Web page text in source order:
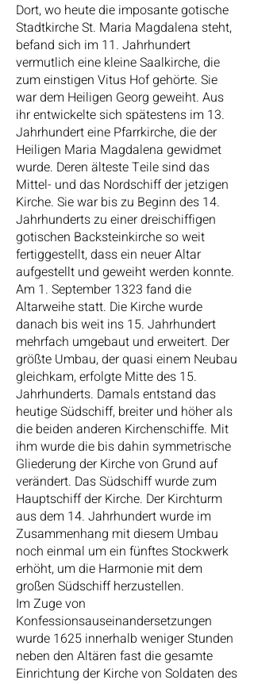
Dort, wo heute die imposante gotische
Stadtkirche St. Maria Magdalena steht,
befand sich im 11. Jahrhundert
vermutlich eine kleine Saalkirche, die
zum einstigen Vitus Hof gehörte. Sie
war dem Heiligen Georg geweiht. Aus
ihr entwickelte sich spätestens im 13.
Jahrhundert eine Pfarrkirche, die der
Heiligen Maria Magdalena gewidmet
wurde. Deren älteste Teile sind das
Mittel- und das Nordschiff der jetzigen
Kirche. Sie war bis zu Beginn des 14.
Jahrhunderts zu einer dreischiffigen
gotischen Backsteinkirche so weit
fertiggestellt, dass ein neuer Altar
aufgestellt und geweiht werden konnte.
Am 1. September 1323 fand die
Altarweihe statt. Die Kirche wurde
danach bis weit ins 15. Jahrhundert
mehrfach umgebaut und erweitert. Der
größte Umbau, der quasi einem Neubau
gleichkam, erfolgte Mitte des 15.
Jahrhunderts. Damals entstand das
heutige Südschiff, breiter und höher als
die beiden anderen Kirchenschiffe. Mit
ihm wurde die bis dahin symmetrische
Gliederung der Kirche von Grund auf
verändert. Das Südschiff wurde zum
Hauptschiff der Kirche. Der Kirchturm
aus dem 14. Jahrhundert wurde im
Zusammenhang mit diesem Umbau
noch einmal um ein fünftes Stockwerk
erhöht, um die Harmonie mit dem
großen Südschiff herzustellen.
Im Zuge von
Konfessionsauseinandersetzungen
wurde 1625 innerhalb weniger Stunden
neben den Altären fast die gesamte
Einrichtung der Kirche von Soldaten des